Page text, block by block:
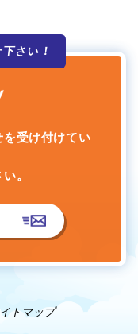
さい！
受け付けてい
。
トマップ